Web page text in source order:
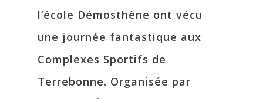
l’école Démosthène ont vécu
une journée fantastique aux
Complexes Sportifs de
Terrebonne. Organisée par